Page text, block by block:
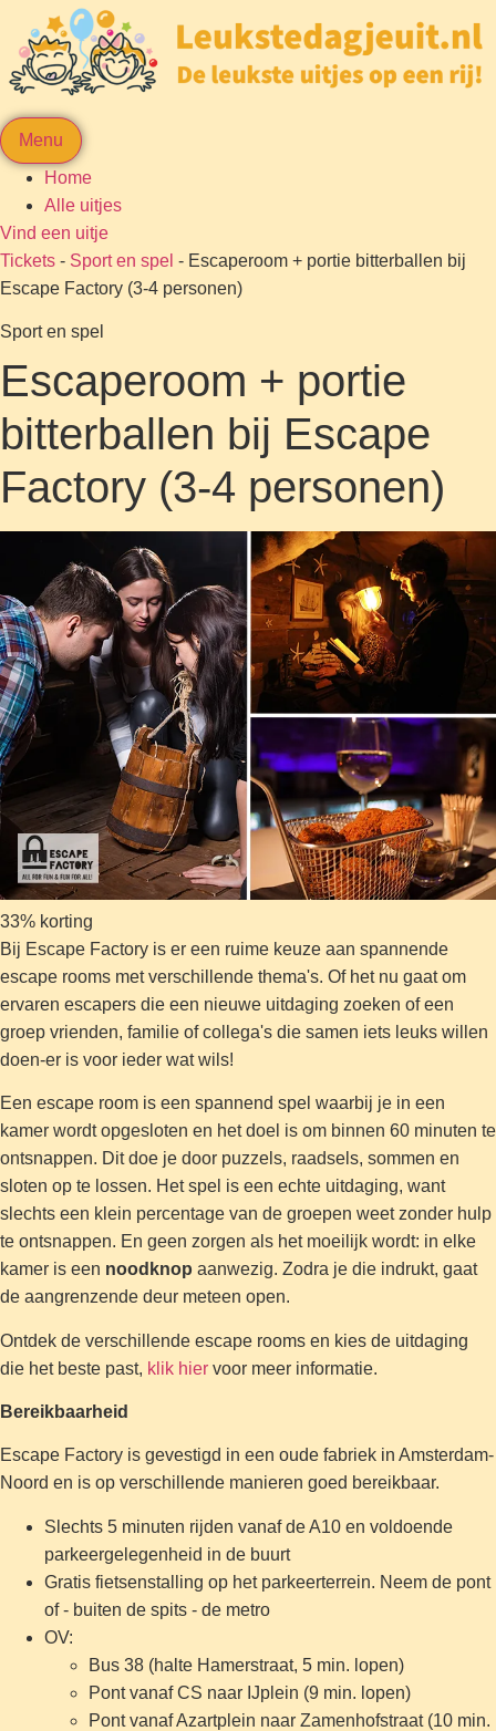
Menu
Home
Alle uitjes
Vind een uitje
Tickets - Sport en spel - Escaperoom + portie bitterballen bij
Escape Factory (3-4 personen)
Sport en spel
Escaperoom + portie
bitterballen bij Escape
Factory (3-4 personen)
33% korting
Bij Escape Factory is er een ruime keuze aan spannende
escape rooms met verschillende thema's. Of het nu gaat om
ervaren escapers die een nieuwe uitdaging zoeken of een
groep vrienden, familie of collega's die samen iets leuks willen
doen-er is voor ieder wat wils!
Een escape room is een spannend spel waarbij je in een
kamer wordt opgesloten en het doel is om binnen 60 minuten te
ontsnappen. Dit doe je door puzzels, raadsels, sommen en
sloten op te lossen. Het spel is een echte uitdaging, want
slechts een klein percentage van de groepen weet zonder hulp
te ontsnappen. En geen zorgen als het moeilijk wordt: in elke
kamer is een noodknop aanwezig. Zodra je die indrukt, gaat
de aangrenzende deur meteen open.
Ontdek de verschillende escape rooms en kies de uitdaging
die het beste past, klik hier voor meer informatie.
Bereikbaarheid
Escape Factory is gevestigd in een oude fabriek in Amsterdam-
Noord en is op verschillende manieren goed bereikbaar.
Slechts 5 minuten rijden vanaf de A10 en voldoende
parkeergelegenheid in de buurt
Gratis fietsenstalling op het parkeerterrein. Neem de pont
of - buiten de spits - de metro
OV:
Bus 38 (halte Hamerstraat, 5 min. lopen)
Pont vanaf CS naar IJplein (9 min. lopen)
Pont vanaf Azartplein naar Zamenhofstraat (10 min.